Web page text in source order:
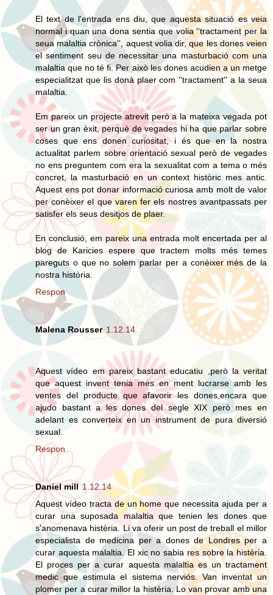
El text de l'entrada ens diu, que aquesta situació es veia
normal i quan una dona sentia que volia ''tractament per la
seua malaltia crònica'', aquest volia dir, que les dones veien
el sentiment seu de necessitar una masturbació com una
malaltia que no té fi. Per això les dones acudien a un metge
especialitzat que lis donà plaer com ''tractament'' a la seua
malaltia.
Em pareix un projecte atrevit però a la mateixa vegada pot
ser un gran èxit, perquè de vegades hi ha que parlar sobre
coses que ens donen curiositat, i és que en la nostra
actualitat parlem sobre orientació sexual però de vegades
no ens preguntem com era la sexualitat com a tema o més
concret, la masturbació en un context històric mes antic.
Aquest ens pot donar informació curiosa amb molt de valor
per conèixer el que varen fer els nostres avantpassats per
satisfer els seus desitjos de plaer.
En conclusió, em pareix una entrada molt encertada per al
blog de Karicies espere que tractem molts més temes
pareguts o que no solem parlar per a conèixer més de la
nostra història.
Respon
Malena Rousser 1.12.14
Aquest vídeo em pareix bastant educatiu ,però la veritat
que aquest invent tenia mes en ment lucrarse amb les
ventes del producte que afavorir les dones,encara que
ajudo bastant a les dones del segle XIX però mes en
adelant es converteix en un instrument de pura diversió
sexual.
Respon
Daniel mill 1.12.14
Aquest vídeo tracta de un home que necessita ajuda per a
curar una suposada malaltia que tenien les dones que
s'anomenava histèria. Li va oferir un post de treball el millor
especialista de medicina per a dones de Londres per a
curar aquesta malaltia. El xic no sabia res sobre la histèria.
El proces per a curar aquesta malaltia es un tractament
medic que estimula el sistema nerviós. Van inventat un
plomer per a curar millor la histèria. Lo van provar amb una